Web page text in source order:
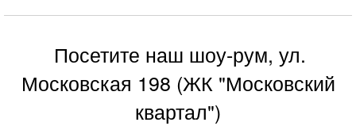
Посетите наш шоу-рум, ул.
Московская 198 (ЖК "Московский
квартал")